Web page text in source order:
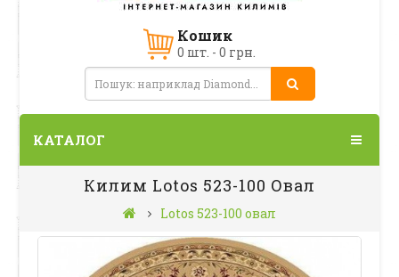
Кошик
0 шт. - 0 грн.
КАТАЛОГ
Килим Lotos 523-100 Овал
Lotos 523-100 овал